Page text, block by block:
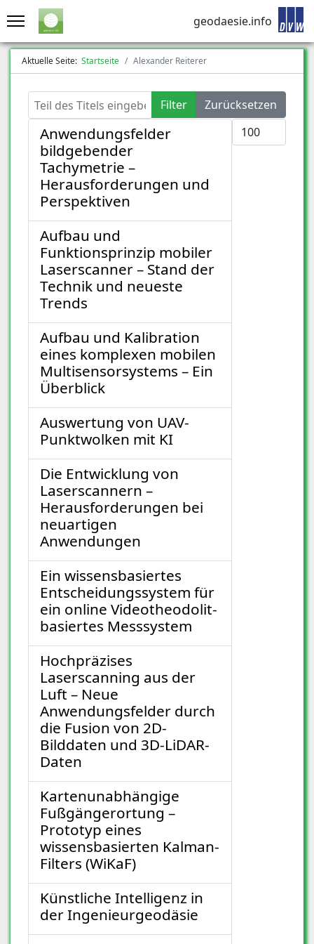
geodaesie.info
Aktuelle Seite: Startseite Alexander Reiterer
Teil des Titels eingeben Filter
Zurücksetzen
Anzeige #
Anwendungsfelder
bildgebender
Tachymetrie –
Herausforderungen und
Perspektiven
Aufbau und
Funktionsprinzip mobiler
Laserscanner – Stand der
Technik und neueste
Trends
Aufbau und Kalibration
eines komplexen mobilen
Multisensorsystems – Ein
Überblick
Auswertung von UAV-
Punktwolken mit KI
Die Entwicklung von
Laserscannern –
Herausforderungen bei
neuartigen
Anwendungen
Ein wissensbasiertes
Entscheidungssystem für
ein online Videotheodolit-
basiertes Messsystem
Hochpräzises
Laserscanning aus der
Luft – Neue
Anwendungsfelder durch
die Fusion von 2D-
Bilddaten und 3D-LiDAR-
Daten
Kartenunabhängige
Fußgängerortung –
Prototyp eines
wissensbasierten Kalman-
Filters (WiKaF)
Künstliche Intelligenz in
der Ingenieurgeodäsie